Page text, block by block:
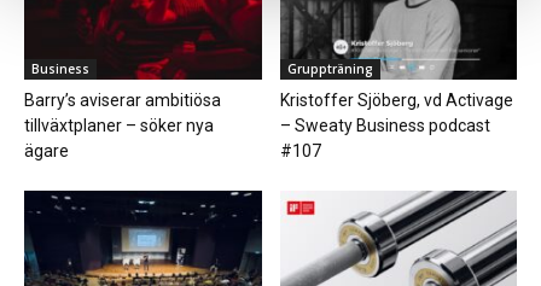
Business
Barry’s aviserar ambitiösa
tillväxtplaner – söker nya
ägare
Gruppträning
Kristoffer Sjöberg, vd Activage
– Sweaty Business podcast
#107